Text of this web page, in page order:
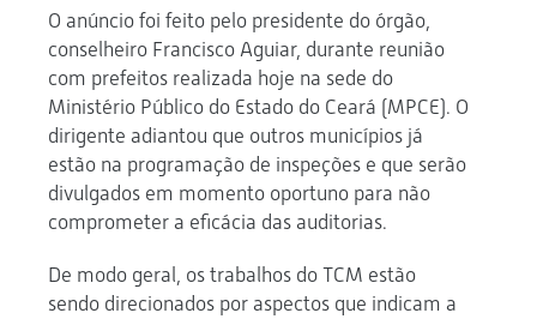
O anúncio foi feito pelo presidente do órgão,
conselheiro Francisco Aguiar, durante reunião
com prefeitos realizada hoje na sede do
Ministério Público do Estado do Ceará (MPCE). O
dirigente adiantou que outros municípios já
estão na programação de inspeções e que serão
divulgados em momento oportuno para não
comprometer a eficácia das auditorias.
De modo geral, os trabalhos do TCM estão
sendo direcionados por aspectos que indicam a